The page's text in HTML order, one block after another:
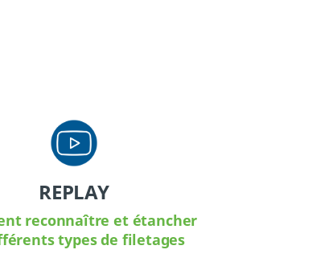
REPLAY
reconnaître et étancher
types de filetages